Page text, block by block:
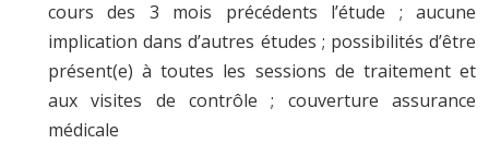
cours des 3 mois précédents l’étude ; aucune
implication dans d’autres études ; possibilités d’être
présent(e) à toutes les sessions de traitement et
aux visites de contrôle ; couverture assurance
médicale